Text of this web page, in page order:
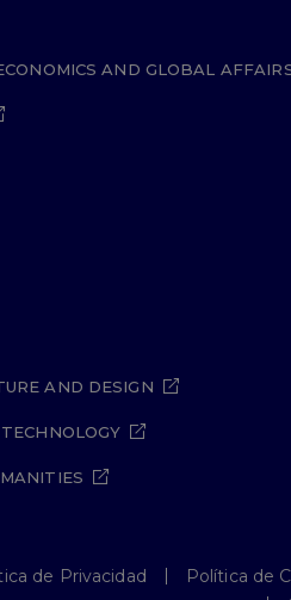
AND GLOBAL
AND DESIGN
de Privacidad
Política de